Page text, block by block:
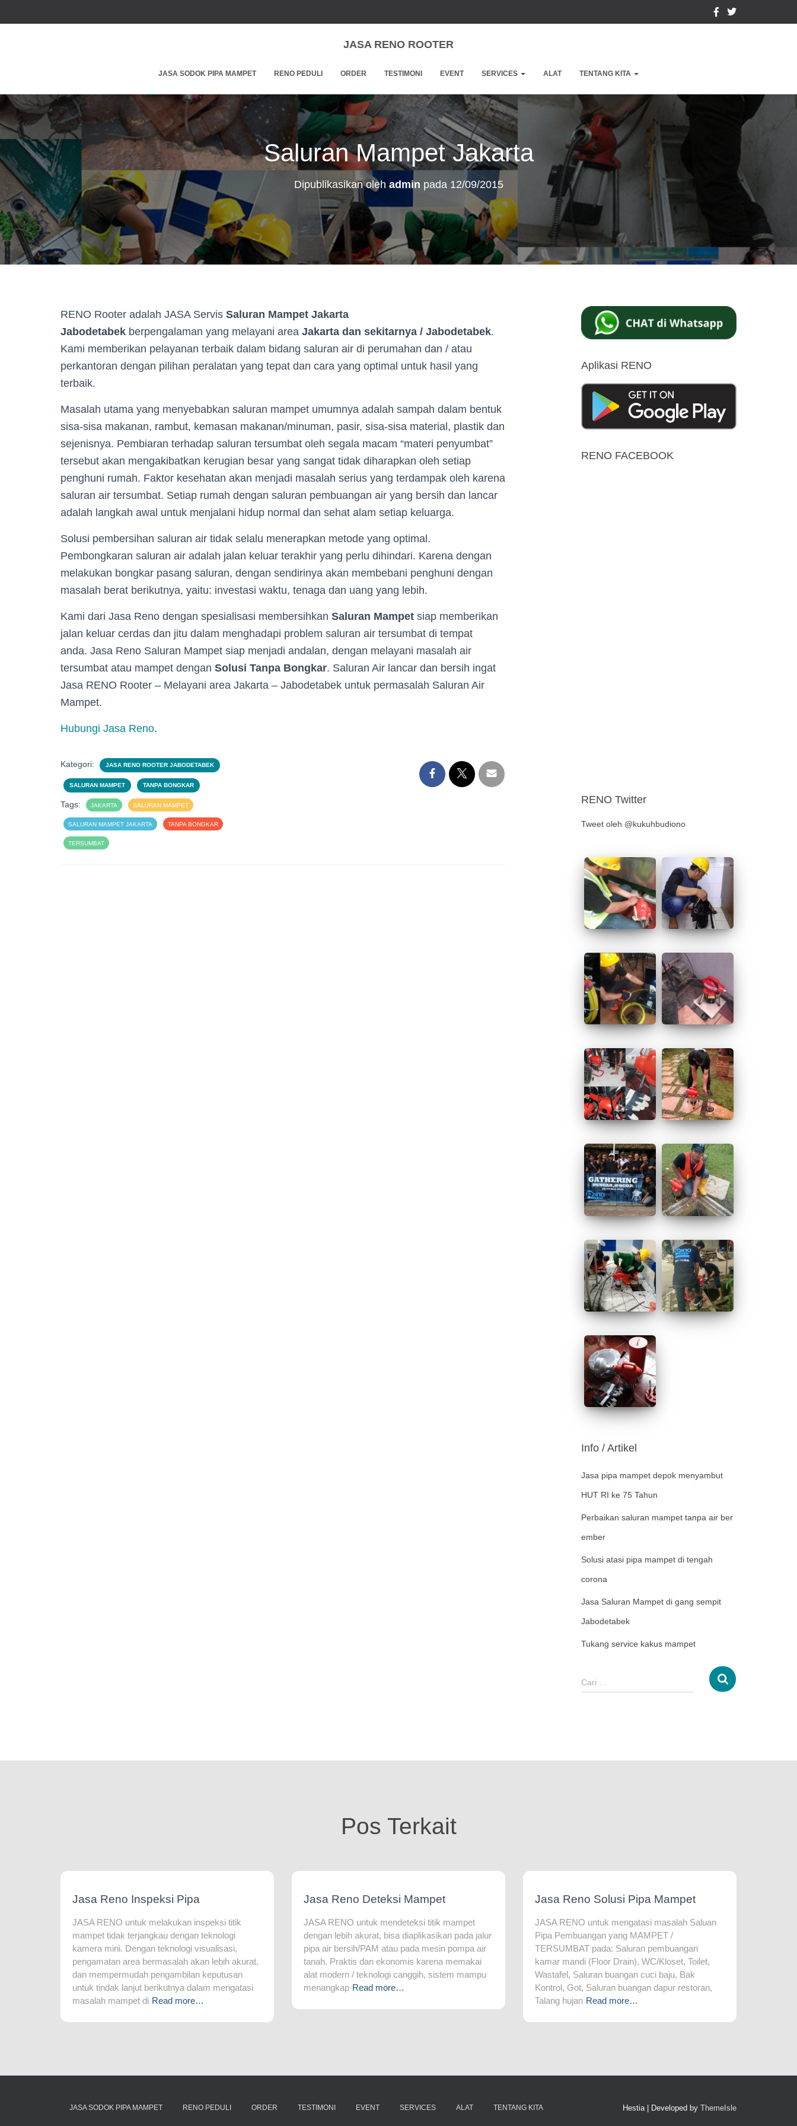
JASA RENO ROOTER
JASA SODOK PIPA MAMPET RENO PEDULI ORDER TESTIMONI EVENT SERVICES ALAT TENTANG KITA
Saluran Mampet Jakarta
Dipublikasikan oleh admin pada 12/09/2015
RENO Rooter adalah JASA Servis Saluran Mampet Jakarta
Jabodetabek berpengalaman yang melayani area Jakarta dan sekitarnya / Jabodetabek.
Kami memberikan pelayanan terbaik dalam bidang saluran air di perumahan dan / atau
perkantoran dengan pilihan peralatan yang tepat dan cara yang optimal untuk hasil yang
terbaik.
Masalah utama yang menyebabkan saluran mampet umumnya adalah sampah dalam bentuk
sisa-sisa makanan, rambut, kemasan makanan/minuman, pasir, sisa-sisa material, plastik dan
sejenisnya. Pembiaran terhadap saluran tersumbat oleh segala macam “materi penyumbat”
tersebut akan mengakibatkan kerugian besar yang sangat tidak diharapkan oleh setiap
penghuni rumah. Faktor kesehatan akan menjadi masalah serius yang terdampak oleh karena
saluran air tersumbat. Setiap rumah dengan saluran pembuangan air yang bersih dan lancar
adalah langkah awal untuk menjalani hidup normal dan sehat alam setiap keluarga.
Solusi pembersihan saluran air tidak selalu menerapkan metode yang optimal.
Pembongkaran saluran air adalah jalan keluar terakhir yang perlu dihindari. Karena dengan
melakukan bongkar pasang saluran, dengan sendirinya akan membebani penghuni dengan
masalah berat berikutnya, yaitu: investasi waktu, tenaga dan uang yang lebih.
Kami dari Jasa Reno dengan spesialisasi membersihkan Saluran Mampet siap memberikan
jalan keluar cerdas dan jitu dalam menghadapi problem saluran air tersumbat di tempat
anda. Jasa Reno Saluran Mampet siap menjadi andalan, dengan melayani masalah air
tersumbat atau mampet dengan Solusi Tanpa Bongkar. Saluran Air lancar dan bersih ingat
Jasa RENO Rooter – Melayani area Jakarta – Jabodetabek untuk permasalah Saluran Air
Mampet.
Hubungi Jasa Reno.
Kategori: JASA RENO ROOTER JABODETABEK
SALURAN MAMPET TANPA BONGKAR
Tags: JAKARTA SALURAN MAMPET
SALURAN MAMPET JAKARTA TANPA BONGKAR
TERSUMBAT
Aplikasi RENO
RENO FACEBOOK
RENO Twitter
Tweet oleh @kukuhbudiono
Info / Artikel
Jasa pipa mampet depok menyambut
HUT RI ke 75 Tahun
Perbaikan saluran mampet tanpa air ber
ember
Solusi atasi pipa mampet di tengah
corona
Jasa Saluran Mampet di gang sempit
Jabodetabek
Tukang service kakus mampet
Cari …
Pos Terkait
Jasa Reno Inspeksi Pipa
JASA RENO untuk melakukan inspeksi titik
mampet tidak terjangkau dengan teknologi
kamera mini. Dengan teknologi visualisasi,
pengamatan area bermasalah akan lebih akurat,
dan mempermudah pengambilan keputusan
untuk tindak lanjut berikutnya dalam mengatasi
masalah mampet di Read more…
Jasa Reno Deteksi Mampet
JASA RENO untuk mendeteksi titik mampet
dengan lebih akurat, bisa diaplikasikan pada jalur
pipa air bersih/PAM atau pada mesin pompa air
tanah. Praktis dan ekonomis karena memakai
alat modern / teknologi canggih, sistem mampu
menangkap Read more…
Jasa Reno Solusi Pipa Mampet
JASA RENO untuk mengatasi masalah Saluan
Pipa Pembuangan yang MAMPET /
TERSUMBAT pada: Saluran pembuangan
kamar mandi (Floor Drain), WC/Kloset, Toilet,
Wastafel, Saluran buangan cuci baju, Bak
Kontrol, Got, Saluran buangan dapur restoran,
Talang hujan Read more…
JASA SODOK PIPA MAMPET RENO PEDULI ORDER TESTIMONI EVENT SERVICES ALAT TENTANG KITA Hestia | Developed by ThemeIsle